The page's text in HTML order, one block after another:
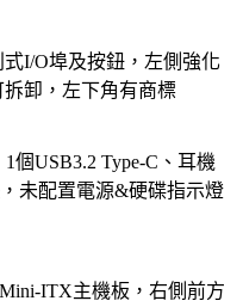
I/O埠及按鈕，左側強化
卸，左下角有商標
個USB3.2 Type-C、耳機
未配置電源&硬碟指示燈
ITX主機板，右側前方